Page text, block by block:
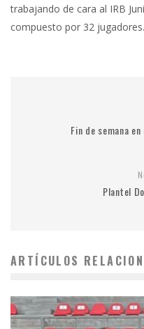
trabajando de cara al IRB
compuesto por 32 jugadores.
Fin de semana en
Plantel
ARTÍCULOS